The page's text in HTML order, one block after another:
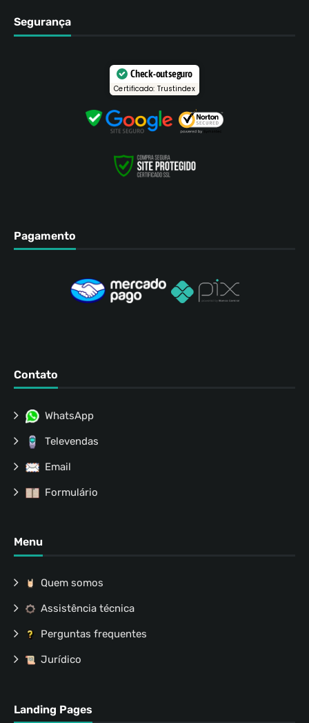
Segurança
Check-out seguro
Certificado: Trustindex
Pagamento
Contato
WhatsApp
Televendas
Email
Formulário
Menu
Quem somos
Assistência técnica
Perguntas frequentes
Jurídico
Landing Pages